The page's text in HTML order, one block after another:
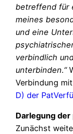
betreffend für
meines
und eine
verbindlich
unterbinden.“
Verbindung
D) der
Darlegung
Zunächst